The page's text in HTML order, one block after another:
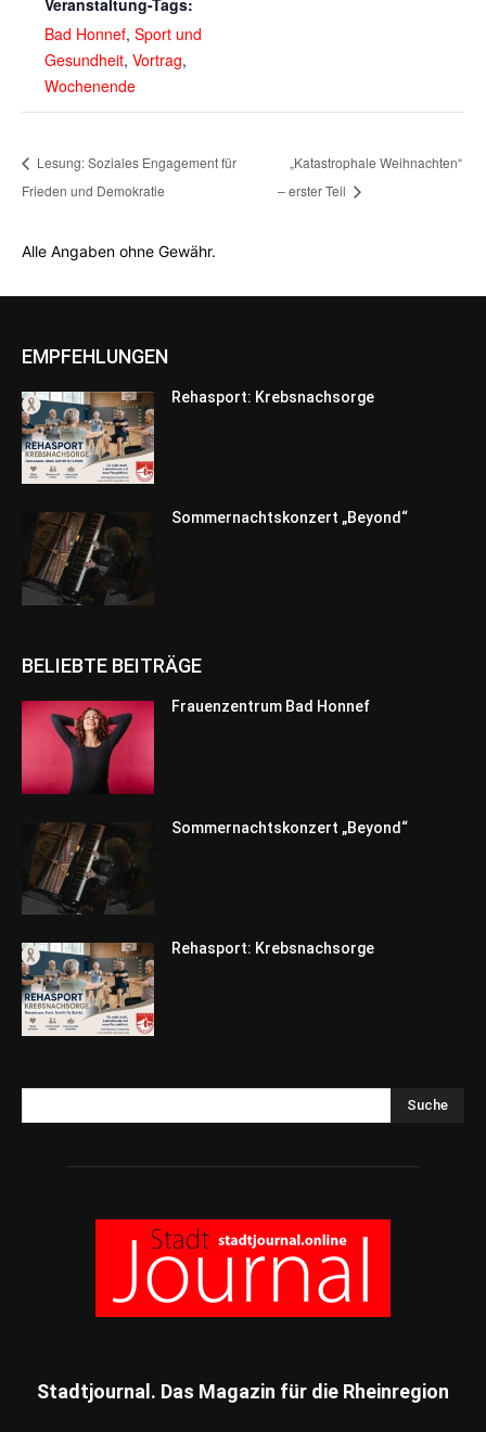
Veranstaltung-Tags:
Bad Honnef, Sport und
Gesundheit, Vortrag,
Wochenende
Lesung: Soziales Engagement für
Frieden und Demokratie
„Katastrophale Weihnachten“
– erster Teil
Alle Angaben ohne Gewähr.
EMPFEHLUNGEN
Rehasport: Krebsnachsorge
Sommernachtskonzert „Beyond“
BELIEBTE BEITRÄGE
Frauenzentrum Bad Honnef
Sommernachtskonzert „Beyond“
Rehasport: Krebsnachsorge
Suche
Stadtjournal. Das Magazin für die Rheinregion